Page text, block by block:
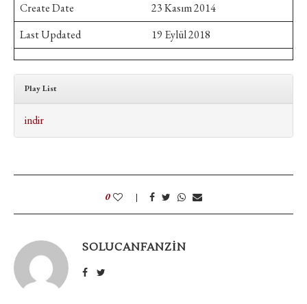
Create Date
23 Kasım 2014
Last Updated
19 Eylül 2018
Play List
indir
0
SOLUCANFANZIN